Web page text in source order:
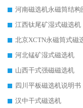
河南磁选机永磁筒结构
江西钛尾矿湿式磁选机
河北锰矿湿式磁选机
山西干式强磁磁选机
四川平板磁选机说明书
汉中干式磁选机